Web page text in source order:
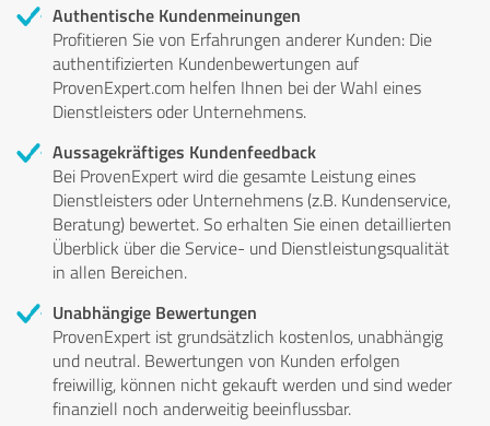
Authentische Kundenmeinungen
Profitieren Sie von Erfahrungen anderer Kunden: Die
authentifizierten Kundenbewertungen auf
ProvenExpert.com helfen Ihnen bei der Wahl eines
Dienstleisters oder Unternehmens.
Aussagekräftiges Kundenfeedback
Bei ProvenExpert wird die gesamte Leistung eines
Dienstleisters oder Unternehmens (z.B. Kundenservice,
Beratung) bewertet. So erhalten Sie einen detaillierten
Überblick über die Service- und Dienstleistungsqualität
in allen Bereichen.
Unabhängige Bewertungen
ProvenExpert ist grundsätzlich kostenlos, unabhängig
und neutral. Bewertungen von Kunden erfolgen
freiwillig, können nicht gekauft werden und sind weder
finanziell noch anderweitig beeinflussbar.